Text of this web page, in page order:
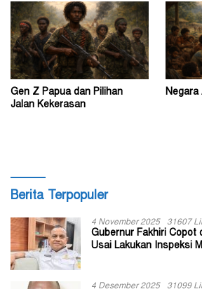
Gen Z Papua dan Pilihan
Jalan Kekerasan
Negara
Berita Terpopuler
4 November 2025 31607
Gubernur Fakhiri Copot
Usai Lakukan Inspeksi
4 Desember 2025 31099